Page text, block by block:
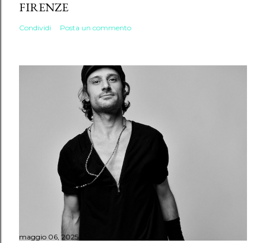
FIRENZE
Condividi Posta un commento
maggio 06, 2025